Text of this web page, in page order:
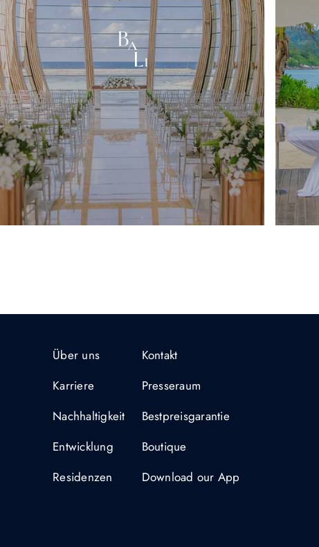
Über uns
Karriere
Nachhaltigkeit
Entwicklung
Residenzen
Kontakt
Presseraum
Bestpreisgarantie
Boutique
Download our App